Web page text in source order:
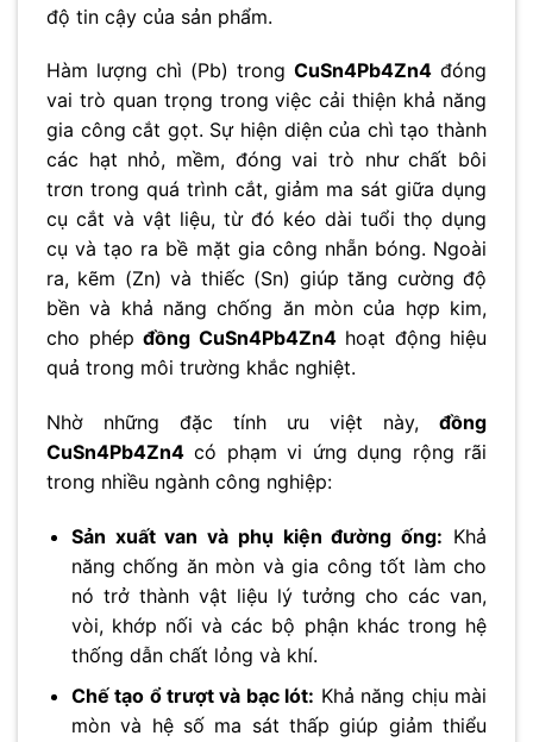
độ tin cậy của sản phẩm.
Hàm lượng chì (Pb) trong CuSn4Pb4Zn4 đóng
vai trò quan trọng trong việc cải thiện khả năng
gia công cắt gọt. Sự hiện diện của chì tạo thành
các hạt nhỏ, mềm, đóng vai trò như chất bôi
trơn trong quá trình cắt, giảm ma sát giữa dụng
cụ cắt và vật liệu, từ đó kéo dài tuổi thọ dụng
cụ và tạo ra bề mặt gia công nhẵn bóng. Ngoài
ra, kẽm (Zn) và thiếc (Sn) giúp tăng cường độ
bền và khả năng chống ăn mòn của hợp kim,
cho phép đồng CuSn4Pb4Zn4hoạt động hiệu
quả trong môi trường khắc nghiệt.
Nhờ những đặc tính ưu việt này, đồng
CuSn4Pb4Zn4 có phạm vi ứng dụng rộng rãi
trong nhiều ngành công nghiệp:
Sản xuất van và phụ kiện đường ống: Khả
năng chống ăn mòn và gia công tốt làm cho
nó trở thành vật liệu lý tưởng cho các van,
vòi, khớp nối và các bộ phận khác trong hệ
thống dẫn chất lỏng và khí.
Chế tạo ổ trượt và bạc lót: Khả năng chịu mài
mòn và hệ số ma sát thấp giúp giảm thiểu